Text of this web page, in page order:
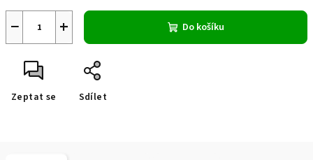
+
− Do košíku
Zeptat se Sdílet